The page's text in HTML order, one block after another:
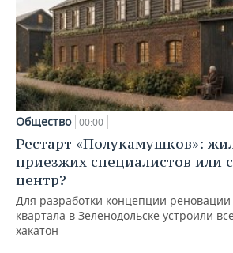
Общество 00:00
Рестарт «Полукамушков»:
приезжих специалистов или
центр?
Для разработки концепции реновации
квартала в Зеленодольске устроили
хакатон